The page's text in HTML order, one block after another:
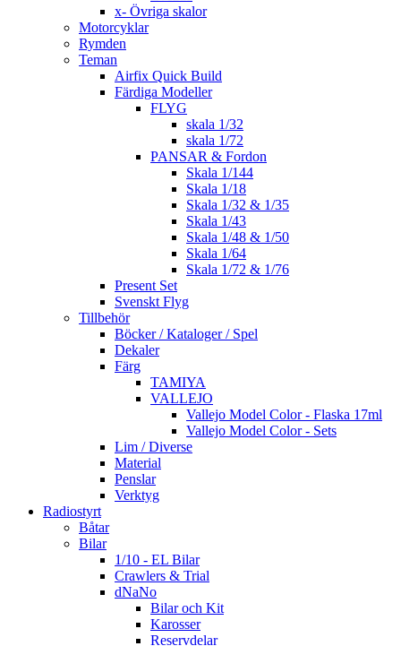
x- Övriga skalor
Motorcyklar
Rymden
Teman
Airfix Quick Build
Färdiga Modeller
FLYG
skala 1/32
skala 1/72
PANSAR & Fordon
Skala 1/144
Skala 1/18
Skala 1/32 & 1/35
Skala 1/43
Skala 1/48 & 1/50
Skala 1/64
Skala 1/72 & 1/76
Present Set
Svenskt Flyg
Tillbehör
Böcker / Kataloger / Spel
Dekaler
Färg
TAMIYA
VALLEJO
Vallejo Model Color - Flaska 17ml
Vallejo Model Color - Sets
Lim / Diverse
Material
Penslar
Verktyg
Radiostyrt
Båtar
Bilar
1/10 - EL Bilar
Crawlers & Trial
dNaNo
Bilar och Kit
Karosser
Reservdelar